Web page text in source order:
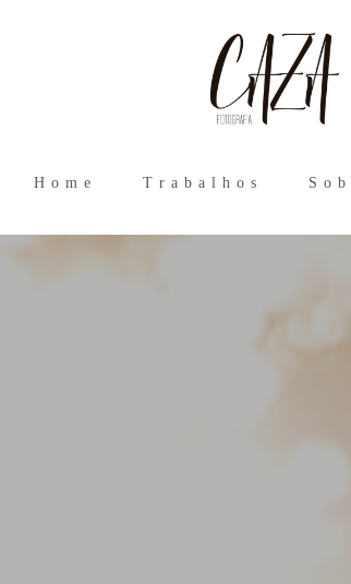
Home Trabalhos